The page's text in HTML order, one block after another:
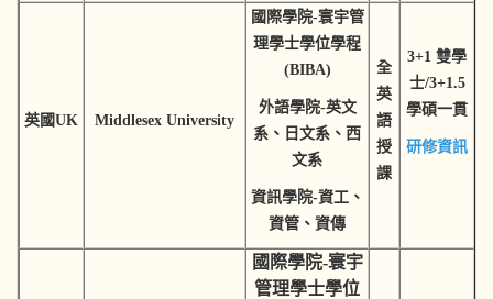
英國UK Middlesex University
國際學院-寰宇管
理學士學位學程
(BIBA)
外語學院-英文
系、日文系、西
文系
資訊學院-資工、
資管、資傳
全
英
語
授
課
3+1 雙學
士/3+1.5
學碩一貫
研修資訊
國際學院-寰宇
管理學士學位